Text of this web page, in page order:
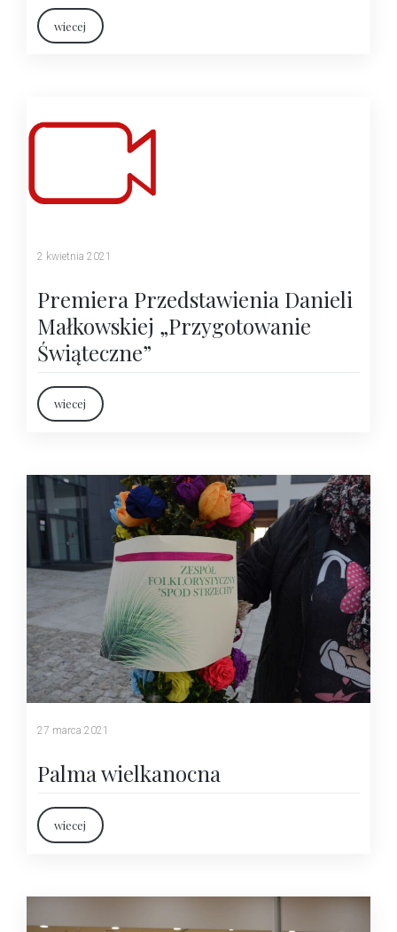
wiecej
2 kwietnia 2021
Premiera Przedstawienia Danieli
Małkowskiej „Przygotowanie
Świąteczne”
wiecej
27 marca 2021
Palma wielkanocna
wiecej